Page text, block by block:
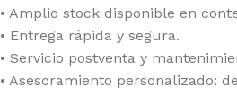
• Amplio stock disponible en
• Entrega rápida y segura.
• Servicio postventa y
• Asesoramiento personalizado: